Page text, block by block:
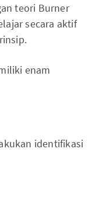
teori Burner
secara aktif
enam
identifikasi